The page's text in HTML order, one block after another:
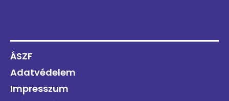
ÁSZF
Adatvédelem
Impresszum